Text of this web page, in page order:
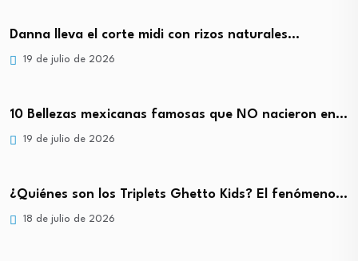
Danna lleva el corte midi con rizos naturales…
19 de julio de 2026
10 Bellezas mexicanas famosas que NO nacieron en…
19 de julio de 2026
¿Quiénes son los Triplets Ghetto Kids? El fenómeno…
18 de julio de 2026